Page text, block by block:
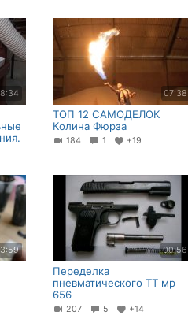
07:38
ТОП 12 САМОДЕЛОК
Колина Фюрза
184 1 +19
00:56
Переделка
пневматического ТТ мр
656
207 5 +14